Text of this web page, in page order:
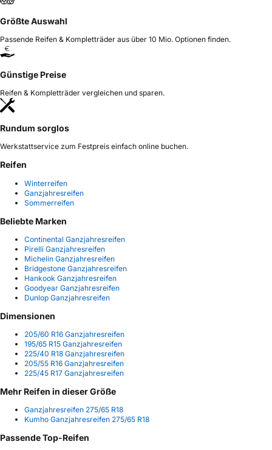
Größte Auswahl
Passende Reifen & Kompletträder aus über 10 Mio. Optionen finden.
Günstige Preise
Reifen & Kompletträder vergleichen und sparen.
Rundum sorglos
Werkstattservice zum Festpreis einfach online buchen.
Reifen
Winterreifen
Ganzjahresreifen
Sommerreifen
Beliebte Marken
Continental Ganzjahresreifen
Pirelli Ganzjahresreifen
Michelin Ganzjahresreifen
Bridgestone Ganzjahresreifen
Hankook Ganzjahresreifen
Goodyear Ganzjahresreifen
Dunlop Ganzjahresreifen
Dimensionen
205/60 R16 Ganzjahresreifen
195/65 R15 Ganzjahresreifen
225/40 R18 Ganzjahresreifen
205/55 R16 Ganzjahresreifen
225/45 R17 Ganzjahresreifen
Mehr Reifen in dieser Größe
Ganzjahresreifen 275/65 R18
Kumho Ganzjahresreifen 275/65 R18
Passende Top-Reifen